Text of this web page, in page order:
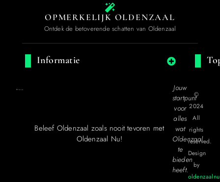
OPMERKELIJK OLDENZAAL
Ontdek de betoverende schatten van Oldenzaal
Informatie
Beleef Oldenzaal zoals nooit tevoren met
Oldenzaal Nu!
Jouw
startpunt
voor
alles
wat
Oldenzaal
te
bieden
heeft.
©
2024
All
rights
reserved.
Design
by